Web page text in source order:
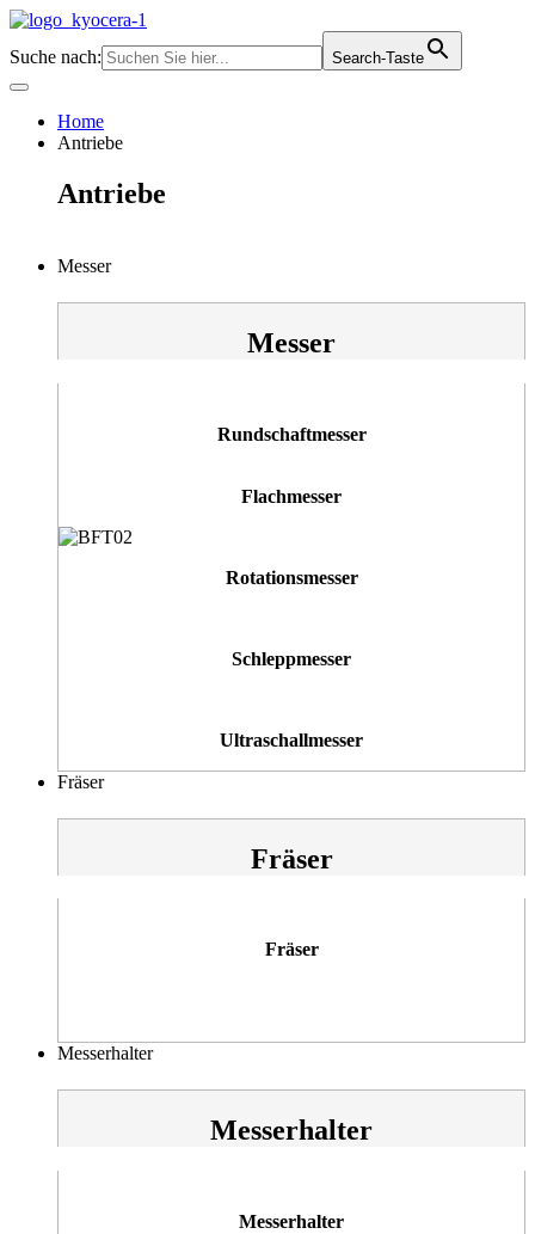
Zum
springen
Suche nach: Search-Taste
Home
Antriebe
Antriebe
Messer
Messer
Rundschaftmesser
Flachmesser
Rotationsmesser
Schleppmesser
Ultraschallmesser
Fräser
Fräser
Fräser
Messerhalter
Messerhalter
Messerhalter